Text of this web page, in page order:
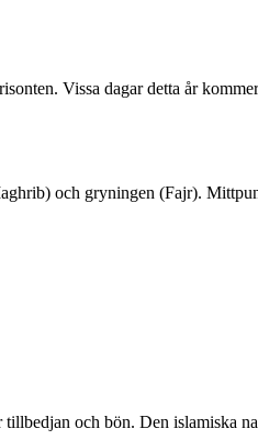
Vissa dagar detta år
och gryningen (Fajr).
och bön. Den islamiska